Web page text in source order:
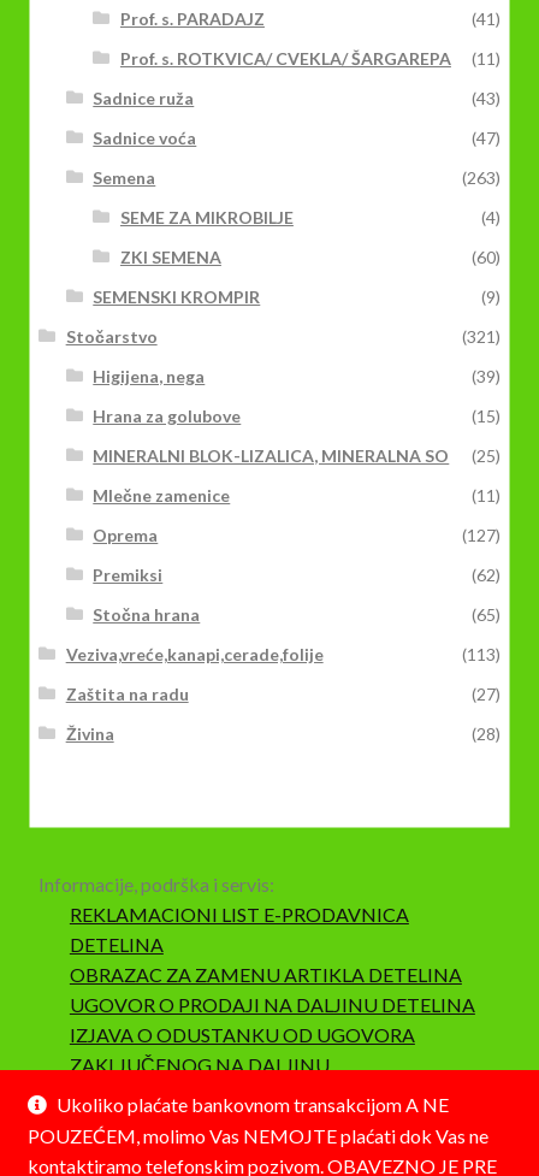
Ukoliko plaćate bankovnom transakcijom A NE
POUZEĆEM, molimo Vas NEMOJTE plaćati dok Vas ne
kontaktiramo telefonskim pozivom. OBAVEZNO JE PRE
Prof. s. PARADAJZ
(41)
Prof. s. ROTKVICA/ CVEKLA/ ŠARGAREPA
(11)
Sadnice ruža
(43)
Sadnice voća
(47)
Semena
(263)
SEME ZA MIKROBILJE
(4)
ZKI SEMENA
(60)
SEMENSKI KROMPIR
(9)
Stočarstvo
(321)
Higijena, nega
(39)
Hrana za golubove
(15)
MINERALNI BLOK-LIZALICA, MINERALNA SO
(25)
Mlečne zamenice
(11)
Oprema
(127)
Premiksi
(62)
Stočna hrana
(65)
Veziva,vreće,kanapi,cerade,folije
(113)
Zaštita na radu
(27)
Živina
(28)
Informacije, podrška i servis:
REKLAMACIONI LIST E-PRODAVNICA
DETELINA
OBRAZAC ZA ZAMENU ARTIKLA DETELINA
UGOVOR O PRODAJI NA DALJINU DETELINA
IZJAVA O ODUSTANKU OD UGOVORA
ZAKLJUČENOG NA DALJINU
SAOBRAZNOST I REKLAMACIJA